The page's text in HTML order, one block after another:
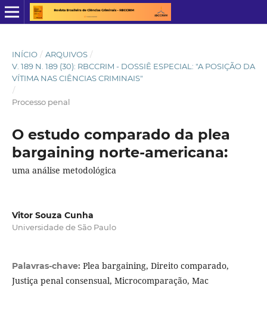
INÍCIO / ARQUIVOS /
V. 189 N. 189 (30): RBCCRIM - DOSSIÊ ESPECIAL: "A POSIÇÃO DA
VÍTIMA NAS CIÊNCIAS CRIMINAIS"
/
Processo penal
O estudo comparado da plea
bargaining norte-americana:
uma análise metodológica
Vitor Souza Cunha
Universidade de São Paulo
Palavras-chave: Plea bargaining, Direito comparado,
Justiça penal consensual, Microcomparação, Mac